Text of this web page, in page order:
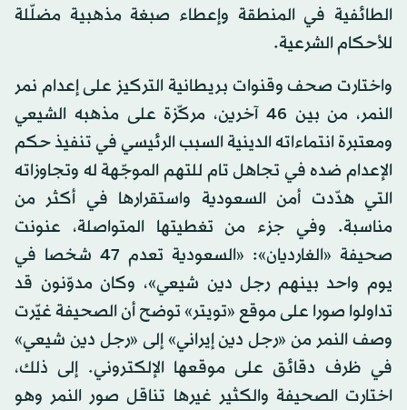
الطائفية في المنطقة وإعطاء صبغة مذهبية مضلّلة
للأحكام الشرعية.
واختارت صحف وقنوات بريطانية التركيز على إعدام نمر
النمر، من بين 46 آخرين، مركّزة على مذهبه الشيعي
ومعتبرة انتماءاته الدينية السبب الرئيسي في تنفيذ حكم
الإعدام ضده في تجاهل تام للتهم الموجّهة له وتجاوزاته
التي هدّدت أمن السعودية واستقرارها في أكثر من
مناسبة. وفي جزء من تغطيتها المتواصلة، عنونت
صحيفة «الغارديان»: «السعودية تعدم 47 شخصا في
يوم واحد بينهم رجل دين شيعي»، وكان مدوّنون قد
تداولوا صورا على موقع «تويتر» توضح أن الصحيفة غيّرت
وصف النمر من «رجل دين إيراني» إلى «رجل دين شيعي»
في ظرف دقائق على موقعها الإلكتروني. إلى ذلك،
اختارت الصحيفة والكثير غيرها تناقل صور النمر وهو